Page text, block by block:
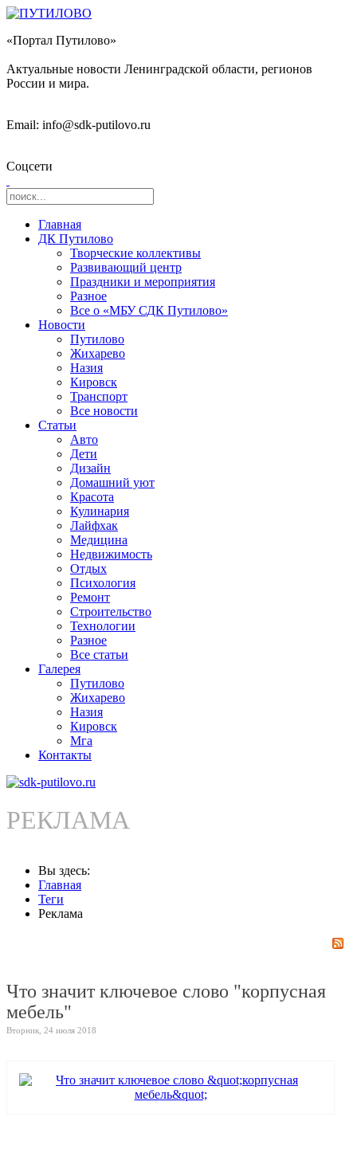
«Портал Путилово»
Актуальные новости Ленинградской области, регионов
России и мира.
Email: info@sdk-putilovo.ru
Соцсети
Главная
ДК Путилово
Творческие коллективы
Развивающий центр
Праздники и мероприятия
Разное
Все о «МБУ СДК Путилово»
Новости
Путилово
Жихарево
Назия
Кировск
Транспорт
Все новости
Статьи
Авто
Дети
Дизайн
Домашний уют
Красота
Кулинария
Лайфхак
Медицина
Недвижимость
Отдых
Психология
Ремонт
Строительство
Технологии
Разное
Все статьи
Галерея
Путилово
Жихарево
Назия
Кировск
Мга
Контакты
РЕКЛАМА
Вы здесь:
Главная
Теги
Реклама
Что значит ключевое слово "корпусная
мебель"
Вторник, 24 июля 2018